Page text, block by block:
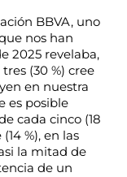
BBVA, uno
nos han
2025 revelaba,
(30 %) cree
en nuestra
es posible
cada cinco (18
%), en las
la mitad de
de un